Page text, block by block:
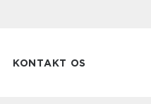
KONTAKT OS